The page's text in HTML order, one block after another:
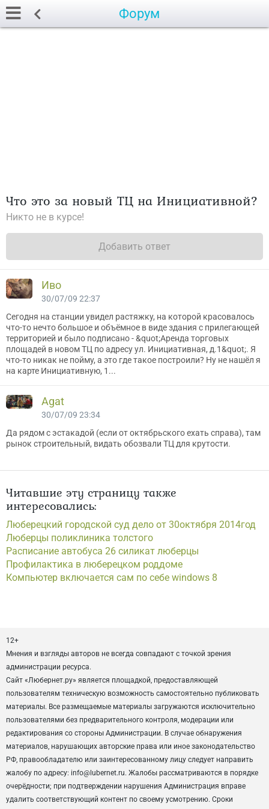
Форум
Что это за новый ТЦ на Инициативной?
Никто не в курсе!
Добавить ответ
Иво
30/07/09 22:37
Сегодня на станции увидел растяжку, на которой красовалось
что-то нечто большое и объёмное в виде здания с прилегающей
территорией и было подписано - &quot;Аренда торговых
площадей в новом ТЦ по адресу ул. Инициативная, д.1&quot;. Я
что-то никак не пойму, а это где такое построили? Ну не нашёл я
на карте Инициативную, 1...
Agat
30/07/09 23:34
Да рядом с эстакадой (если от октябрьского ехать справа), там
рынок строительный, видать обозвали ТЦ для крутости.
Читавшие эту страницу также
интересовались:
Люберецкий городской суд дело от 30октября 2014год
Люберцы поликлиника толстого
Расписание автобуса 26 силикат люберцы
Профилактика в люберецком роддоме
Компьютер включается сам по себе windows 8
12+
Мнения и взгляды авторов не всегда совпадают с точкой зрения
администрации ресурса.
Сайт «Любернет.ру» является площадкой, предоставляющей
пользователям техническую возможность самостоятельно публиковать
материалы. Все размещаемые материалы загружаются исключительно
пользователями без предварительного контроля, модерации или
редактирования со стороны Администрации. В случае обнаружения
материалов, нарушающих авторские права или иное законодательство
РФ, правообладателю или заинтересованному лицу следует направить
жалобу по адресу: info@lubernet.ru. Жалобы рассматриваются в порядке
очерёдности; при подтверждении нарушения Администрация вправе
удалить соответствующий контент по своему усмотрению. Сроки